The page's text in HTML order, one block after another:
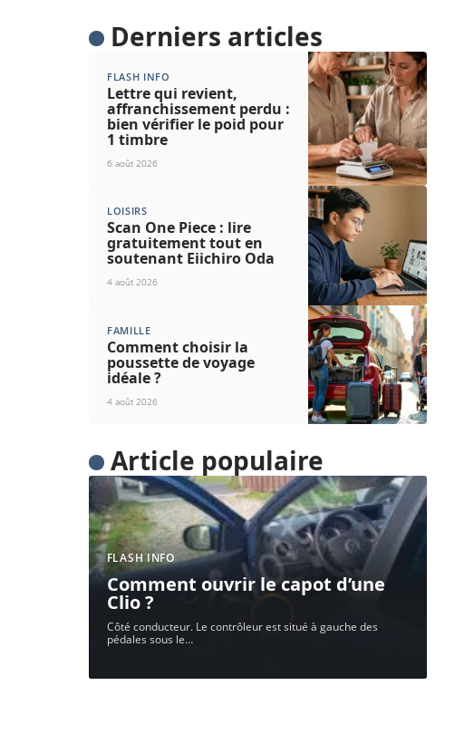
Derniers articles
FLASH INFO
Lettre qui revient,
affranchissement perdu :
bien vérifier le poid pour
1 timbre
6 août 2026
LOISIRS
Scan One Piece : lire
gratuitement tout en
soutenant Eiichiro Oda
4 août 2026
FAMILLE
Comment choisir la
poussette de voyage
idéale ?
4 août 2026
Article populaire
FLASH INFO
Comment ouvrir le capot d’une
Clio ?
Côté conducteur. Le contrôleur est situé à gauche des
pédales sous le…